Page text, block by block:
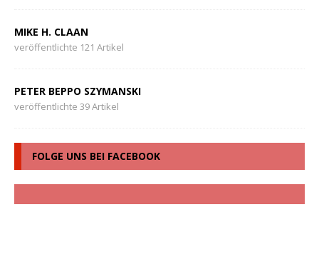
MIKE H. CLAAN
veröffentlichte 121 Artikel
PETER BEPPO SZYMANSKI
veröffentlichte 39 Artikel
FOLGE UNS BEI FACEBOOK